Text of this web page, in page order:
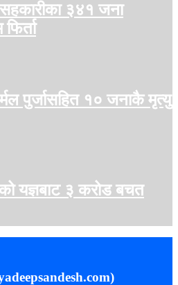
३४१ जना
पुर्जासहित १० जनाकै मृत्यु
यज्ञबाट ३ करोड बचत